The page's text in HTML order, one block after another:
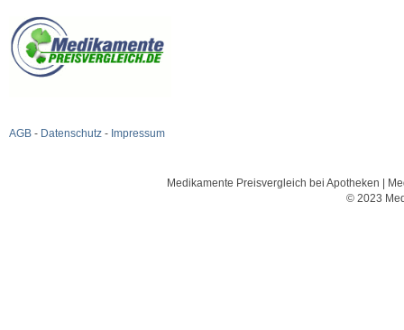
AGB - Datenschutz - Impressum
Medikamente Preisvergleich bei Apotheken |
© 2023